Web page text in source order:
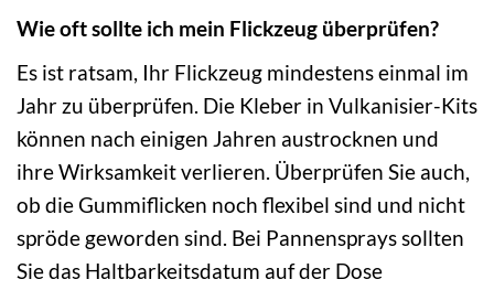
Wie oft sollte ich mein Flickzeug überprüfen?
Es ist ratsam, Ihr Flickzeug mindestens einmal im
Jahr zu überprüfen. Die Kleber in Vulkanisier-Kits
können nach einigen Jahren austrocknen und
ihre Wirksamkeit verlieren. Überprüfen Sie auch,
ob die Gummiflicken noch flexibel sind und nicht
spröde geworden sind. Bei Pannensprays sollten
Sie das Haltbarkeitsdatum auf der Dose